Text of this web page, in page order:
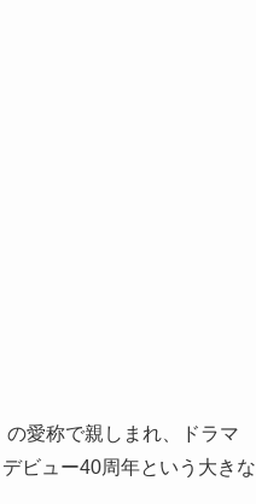
愛称で親しまれ、ドラマ
ビュー40周年という大きな